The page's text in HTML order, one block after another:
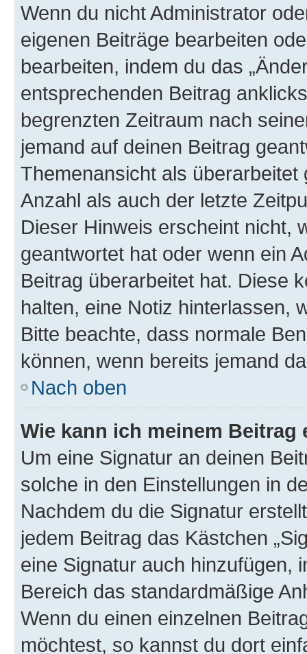
Wenn du nicht Administrator
eigenen Beiträge bearbeiten
bearbeiten, indem du das
entsprechenden Beitrag
begrenzten Zeitraum nach
jemand auf deinen Beitrag
Themenansicht als
Anzahl als auch der letzte
Dieser Hinweis erscheint nicht,
geantwortet hat oder wenn ein
Beitrag überarbeitet hat. Diese
halten, eine Notiz hinterlassen,
Bitte beachte, dass normale
können, wenn bereits jemand
Nach oben
Wie kann ich meinem
Um eine Signatur an deinen
solche in den Einstellungen in
Nachdem du die Signatur
jedem Beitrag das Kästchen
eine Signatur auch hinzufügen,
Bereich das standardmäßige
Wenn du einen einzelnen
möchtest, so kannst du dort